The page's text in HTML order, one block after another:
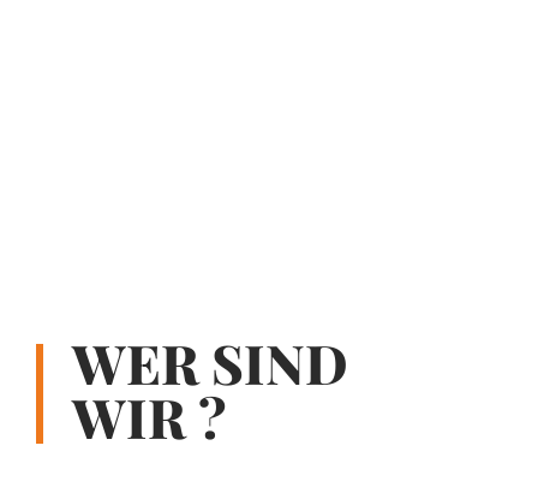
WER SIND
WIR ?